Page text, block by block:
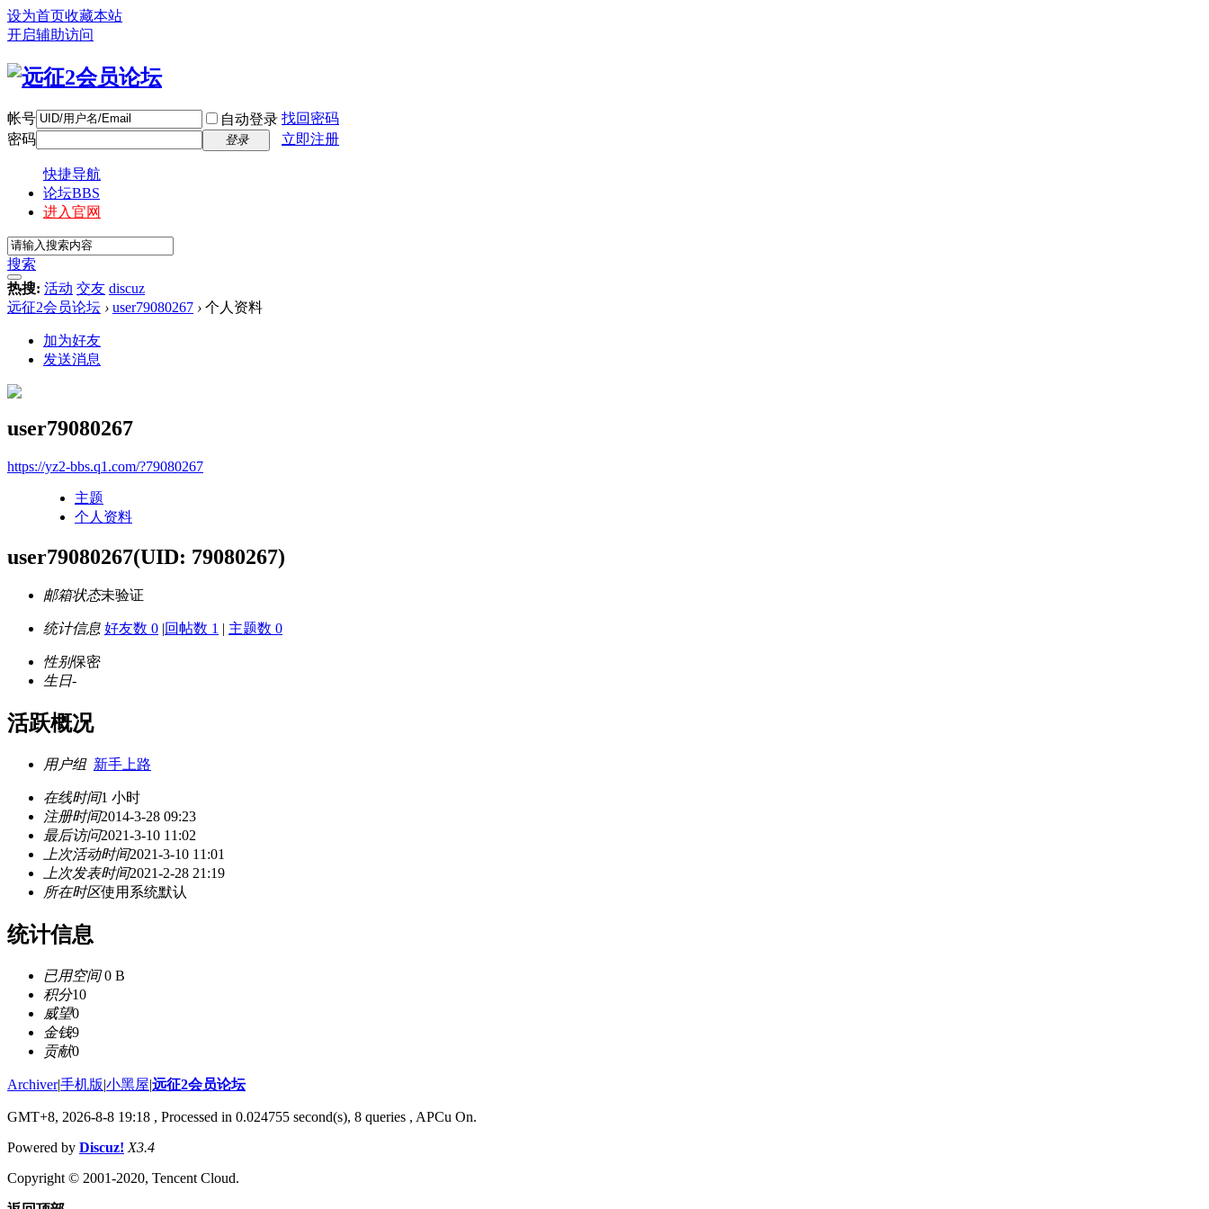
设为首页收藏本站
开启辅助访问
帐号 自动登录 找回密码
密码
登录 立即注册
快捷导航
论坛BBS
进入官网
搜索
热搜: 活动 交友 discuz
远征2会员论坛 › user79080267 › 个人资料
加为好友
发送消息
user79080267
https://yz2-bbs.q1.com/?79080267
主题
个人资料
user79080267(UID: 79080267)
邮箱状态未验证
统计信息 好友数 0 |回帖数 1 | 主题数 0
性别保密
生日-
活跃概况
用户组 新手上路
在线时间1 小时
注册时间2014-3-28 09:23
最后访问2021-3-10 11:02
上次活动时间2021-3-10 11:01
上次发表时间2021-2-28 21:19
所在时区使用系统默认
统计信息
已用空间0 B
积分10
威望0
金钱9
贡献0
Archiver|手机版|小黑屋|远征2会员论坛
GMT+8, 2026-8-8 19:18 , Processed in 0.024755 second(s), 8 queries , APCu On.
Powered by Discuz! X3.4
Copyright © 2001-2020, Tencent Cloud.